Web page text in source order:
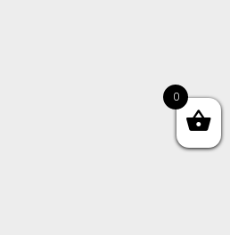
0